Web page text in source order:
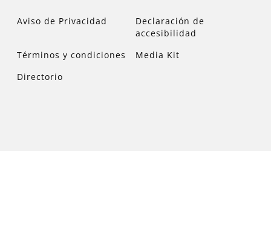
Aviso de Privacidad
Declaración de
accesibilidad
Términos y condiciones
Media Kit
Directorio